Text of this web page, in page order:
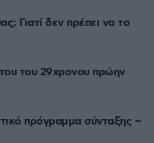
Γιατί δεν πρέπει να το
του 29χρονου πρώην
πρόγραμμα σύνταξης –